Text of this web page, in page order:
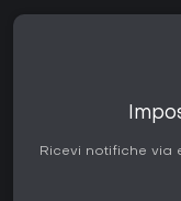
Ricevi notifiche via